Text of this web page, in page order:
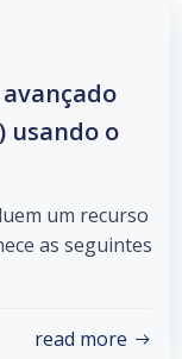
usando o
um recurso
as seguintes
read more